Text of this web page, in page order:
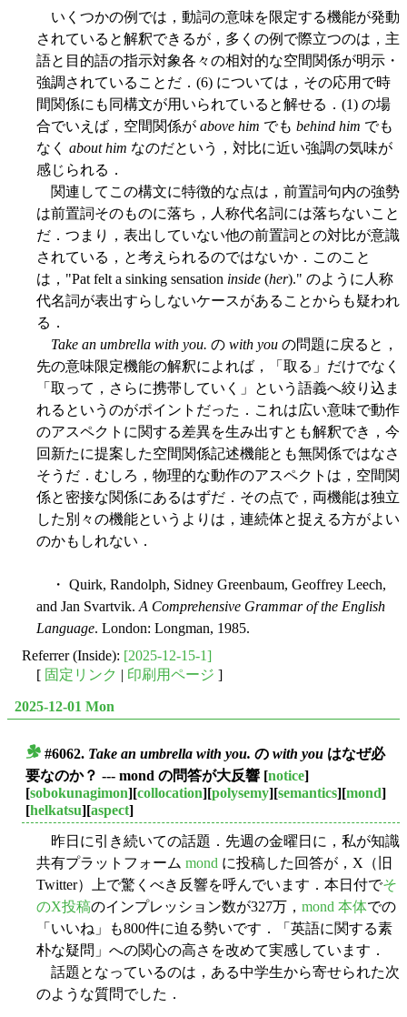
いくつかの例では，動詞の意味を限定する機能が発動
されていると解釈できるが，多くの例で際立つのは，主
語と目的語の指示対象各々の相対的な空間関係が明示・
強調されていることだ．(6) については，その応用で時
間関係にも同構文が用いられていると解せる．(1) の場
合でいえば，空間関係が above him でも behind him でも
なく about him なのだという，対比に近い強調の気味が
感じられる．
関連してこの構文に特徴的な点は，前置詞句内の強勢
は前置詞そのものに落ち，人称代名詞には落ちないこと
だ．つまり，表出していない他の前置詞との対比が意識
されている，と考えられるのではないか．このこと
は，"Pat felt a sinking sensation inside (her)." のように人称
代名詞が表出すらしないケースがあることからも疑われ
る．
Take an umbrella with you. の with you の問題に戻ると，
先の意味限定機能の解釈によれば，「取る」だけでなく
「取って，さらに携帯していく」という語義へ絞り込ま
れるというのがポイントだった．これは広い意味で動作
のアスペクトに関する差異を生み出すとも解釈でき，今
回新たに提案した空間関係記述機能とも無関係ではなさ
そうだ．むしろ，物理的な動作のアスペクトは，空間関
係と密接な関係にあるはずだ．その点で，両機能は独立
した別々の機能というよりは，連続体と捉える方がよい
のかもしれない．
・ Quirk, Randolph, Sidney Greenbaum, Geoffrey Leech,
and Jan Svartvik.A Comprehensive Grammar of the English
Language. London: Longman, 1985.
Referrer (Inside): [2025-12-15-1]
[ 固定リンク | 印刷用ページ ]
2025-12-01 Mon
#6062. Take an umbrella with you. の with you はなぜ必
要なのか？ --- mond の問答が大反響 [notice]
[sobokunagimon][collocation][polysemy][semantics][mond]
[helkatsu][aspect]
昨日に引き続いての話題．先週の金曜日に，私が知識
共有プラットフォーム mond に投稿した回答が，X（旧
Twitter）上で驚くべき反響を呼んでいます．本日付でそ
のX投稿のインプレッション数が327万， mond 本体での
「いいね」も800件に迫る勢いです．「英語に関する素
朴な疑問」への関心の高さを改めて実感しています．
話題となっているのは，ある中学生から寄せられた次
のような質問でした．